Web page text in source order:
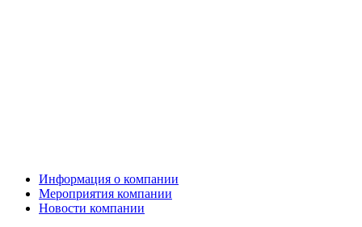
Информация о компании
Мероприятия компании
Новости компании